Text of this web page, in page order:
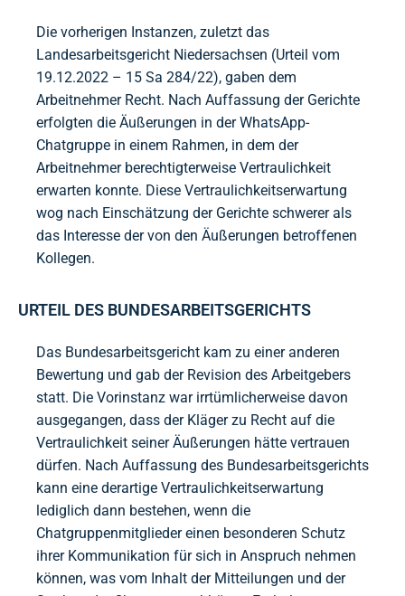
Die vorherigen Instanzen, zuletzt das
Landesarbeitsgericht Niedersachsen (Urteil vom
19.12.2022 – 15 Sa 284/22), gaben dem
Arbeitnehmer Recht. Nach Auffassung der Gerichte
erfolgten die Äußerungen in der WhatsApp-
Chatgruppe in einem Rahmen, in dem der
Arbeitnehmer berechtigterweise Vertraulichkeit
erwarten konnte. Diese Vertraulichkeitserwartung
wog nach Einschätzung der Gerichte schwerer als
das Interesse der von den Äußerungen betroffenen
Kollegen.
URTEIL DES BUNDESARBEITSGERICHTS
Das Bundesarbeitsgericht kam zu einer anderen
Bewertung und gab der Revision des Arbeitgebers
statt. Die Vorinstanz war irrtümlicherweise davon
ausgegangen, dass der Kläger zu Recht auf die
Vertraulichkeit seiner Äußerungen hätte vertrauen
dürfen. Nach Auffassung des Bundesarbeitsgerichts
kann eine derartige Vertraulichkeitserwartung
lediglich dann bestehen, wenn die
Chatgruppenmitglieder einen besonderen Schutz
ihrer Kommunikation für sich in Anspruch nehmen
können, was vom Inhalt der Mitteilungen und der